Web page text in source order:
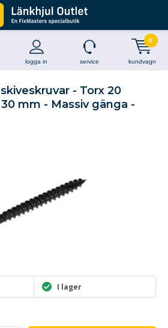
logga in service kundvagn
0
- Torx 20
mm - Massiv gänga -
I lager